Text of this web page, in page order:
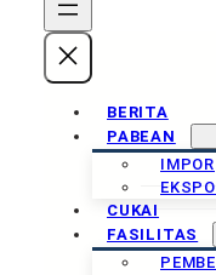
BERITA
PABEAN
IMPOR
CUKAI
FASILITAS